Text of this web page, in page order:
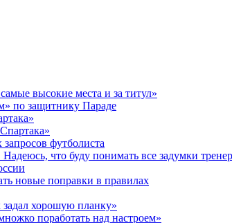
высокие места и за титул»
по защитнику Параде
футболиста
что буду понимать все задумки
новые поправки в правилах
хорошую планку»
поработать над настроем»